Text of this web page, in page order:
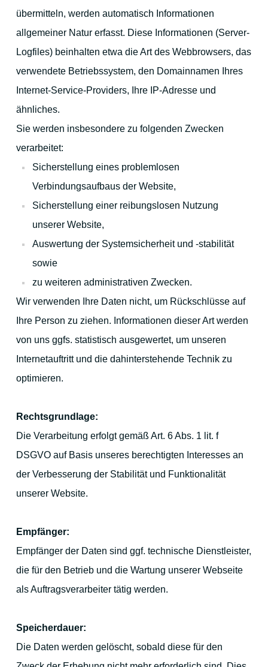
übermitteln, werden automatisch Informationen
allgemeiner Natur erfasst. Diese Informationen (Server-
Logfiles) beinhalten etwa die Art des Webbrowsers, das
verwendete Betriebssystem, den Domainnamen Ihres
Internet-Service-Providers, Ihre IP-Adresse und
ähnliches.
Sie werden insbesondere zu folgenden Zwecken
verarbeitet:
Sicherstellung eines problemlosen
Verbindungsaufbaus der Website,
Sicherstellung einer reibungslosen Nutzung
unserer Website,
Auswertung der Systemsicherheit und -stabilität
sowie
zu weiteren administrativen Zwecken.
Wir verwenden Ihre Daten nicht, um Rückschlüsse auf
Ihre Person zu ziehen. Informationen dieser Art werden
von uns ggfs. statistisch ausgewertet, um unseren
Internetauftritt und die dahinterstehende Technik zu
optimieren.
Rechtsgrundlage:
Die Verarbeitung erfolgt gemäß Art. 6 Abs. 1 lit. f
DSGVO auf Basis unseres berechtigten Interesses an
der Verbesserung der Stabilität und Funktionalität
unserer Website.
Empfänger:
Empfänger der Daten sind ggf. technische Dienstleister,
die für den Betrieb und die Wartung unserer Webseite
als Auftragsverarbeiter tätig werden.
Speicherdauer:
Die Daten werden gelöscht, sobald diese für den